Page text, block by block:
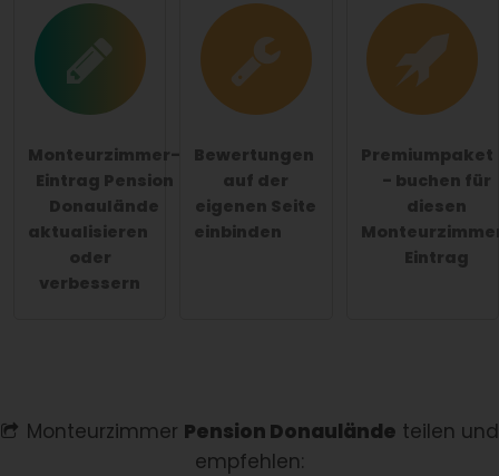
Monteurzimmer-
Eintrag Pension
Donaulände
aktualisieren
oder
verbessern
Bewertungen
auf der
eigenen Seite
einbinden
Premiumpaket
- buchen für
diesen
Eintrag
Monteurzimmer Pension Donaulände teilen und
empfehlen: